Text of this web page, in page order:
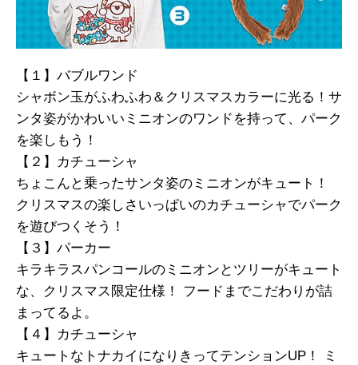
【１】バブルワンド
シャボン玉がふわふわ＆クリスマスカラーに光る！サ
ンタ姿がかわいいミニオンのワンドを持って、パーク
を楽しもう！
【２】カチューシャ
ちょこんと乗ったサンタ姿のミニオンがキュート！
クリスマスの楽しさいっぱいのカチューシャでパーク
を遊びつくそう！
【３】パーカー
キラキラスパンコールのミニオンとツリーがキュート
な、クリスマス限定仕様！ フードまでこだわりが詰
まってるよ。
【４】カチューシャ
キュートなトナカイになりきってテンションUP！ ミ